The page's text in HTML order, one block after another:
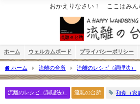
おかえりなさい！ ここはみん
ホーム ウェルカムボード プライバシーポリシー
ホーム 流離の台所 流離のレシピ（調理法）
流離のレシピ（調理法） 流離の台所 和食（家